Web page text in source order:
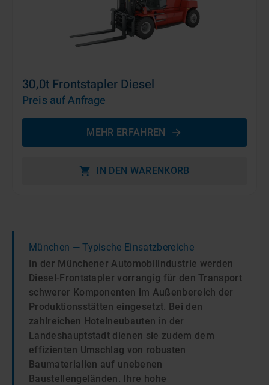
30,0t Frontstapler Diesel
Preis auf Anfrage
MEHR ERFAHREN
IN DEN WARENKORB
München — Typische Einsatzbereiche
In der Münchener Automobilindustrie werden
Diesel-Frontstapler vorrangig für den Transport
schwerer Komponenten im Außenbereich der
Produktionsstätten eingesetzt. Bei den
zahlreichen Hotelneubauten in der
Landeshauptstadt dienen sie zudem dem
effizienten Umschlag von robusten
Baumaterialien auf unebenen
Baustellengeländen. Ihre hohe